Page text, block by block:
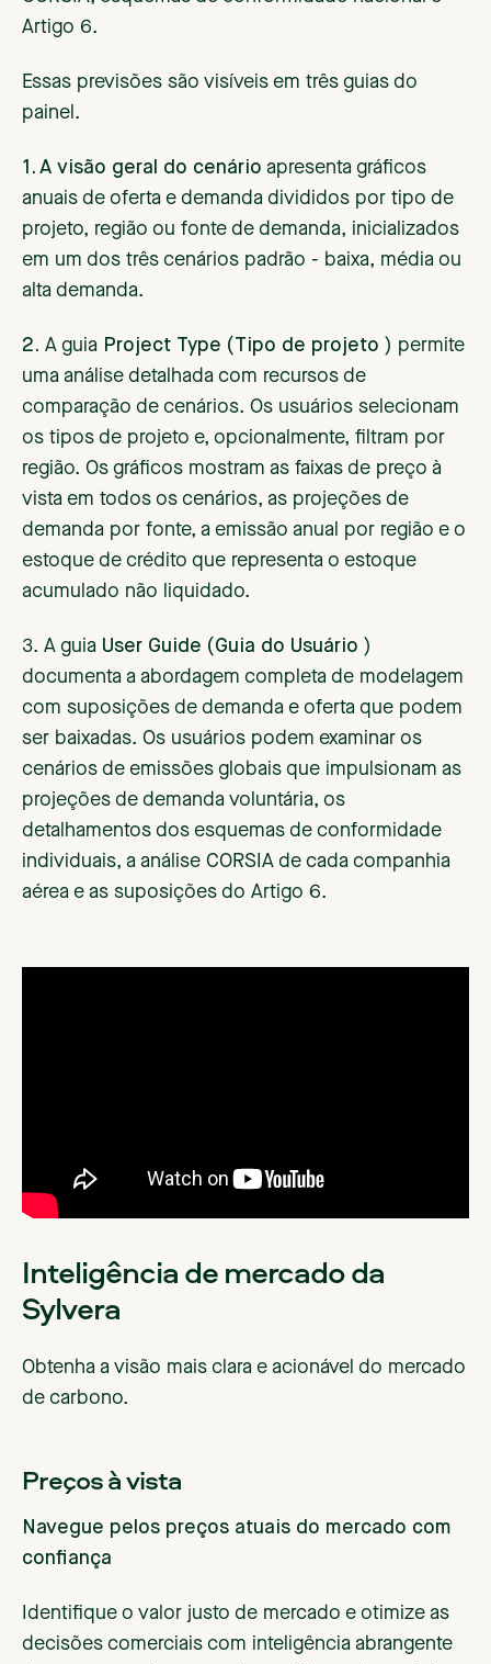
Artigo 6.
Essas previsões são visíveis em três guias do
painel.
1. A visão geral do cenário apresenta gráficos
anuais de oferta e demanda divididos por tipo de
projeto, região ou fonte de demanda, inicializados
em um dos três cenários padrão - baixa, média ou
alta demanda.
2. A guia Project Type (Tipo de projeto ) permite
uma análise detalhada com recursos de
comparação de cenários. Os usuários selecionam
os tipos de projeto e, opcionalmente, filtram por
região. Os gráficos mostram as faixas de preço à
vista em todos os cenários, as projeções de
demanda por fonte, a emissão anual por região e o
estoque de crédito que representa o estoque
acumulado não liquidado.
3. A guia User Guide (Guia do Usuário )
documenta a abordagem completa de modelagem
com suposições de demanda e oferta que podem
ser baixadas. Os usuários podem examinar os
cenários de emissões globais que impulsionam as
projeções de demanda voluntária, os
detalhamentos dos esquemas de conformidade
individuais, a análise CORSIA de cada companhia
aérea e as suposições do Artigo 6.
Inteligência de mercado da
Sylvera
Obtenha a visão mais clara e acionável do mercado
de carbono.
Preços à vista
Navegue pelos preços atuais do mercado com
confiança
Identifique o valor justo de mercado e otimize as
decisões comerciais com inteligência abrangente